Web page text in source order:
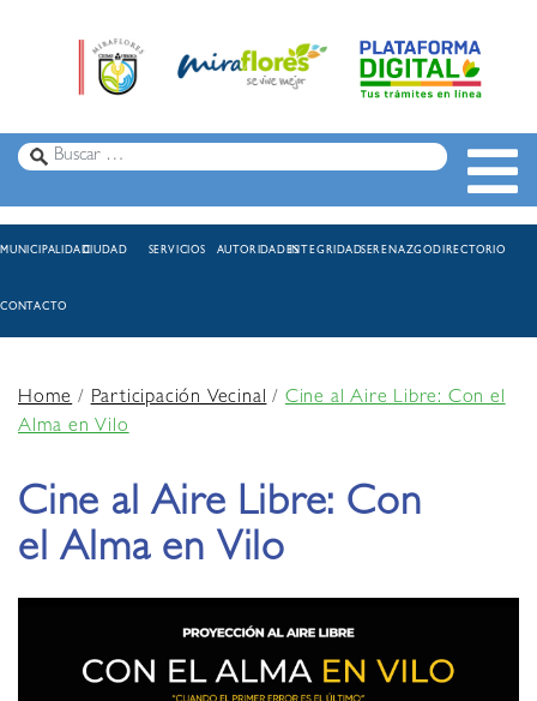
MUNICIPALIDADCIUDAD SERVICIOS AUTORIDADESINTEGRIDADSERENAZGODIRECTORIO
CONTACTO
Home/Participación Vecinal/Cine al Aire Libre: Con el
Alma en Vilo
Cine al Aire Libre: Con
el Alma en Vilo